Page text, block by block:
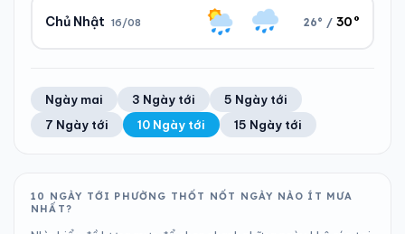
Ngày/đêm Sáng/tối
Áp suất
1009 hPa
Gió
15 km/h
Chủ Nhật 16/08 26° / 30°
Ngày/đêm
30°/26°
Sáng/tối
26°/28°
Ngày mai 3 Ngày tới
5 Ngày tới
7 Ngày tới
10 Ngày tới 15 Ngày tới
10 NGÀY TỚI PHƯỜNG THỐT NỐT NGÀY NÀO ÍT MƯA
NHẤT?